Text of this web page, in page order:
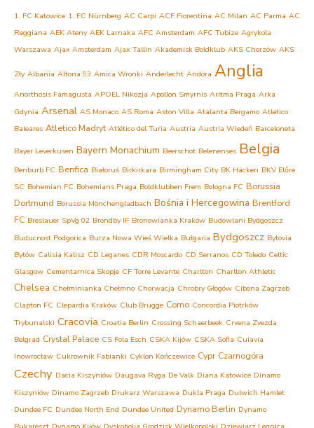
1. FC Katowice 1. FC Nürnberg AC Carpi ACF Fiorentina AC Milan AC Parma AC
Reggiana AEK Ateny AEK Larnaka AFC Amsterdam AFC Tubize Agrykola
Warszawa Ajax Amsterdam Ajax Tallin Akademisk Boldklub AKS Chorzów AKS
Zły Albania Altona 93 Amica Wronki Anderlecht Andora Anglia
Anorthosis Famagusta APOEL Nikozja Apollon Smyrnis Aritma Praga Arka
Gdynia Arsenal AS Monaco AS Roma Aston Villa Atalanta Bergamo Atletico
Baleares Atletico Madryt Atlético del Turia Austria Austria Wiedeń Barceloneta
Bayer Leverkusen Bayern Monachium Beerschot Belenenses Belgia
Benburb FC Benfica Białoruś Birkirkara Birmingham City BK Häcken BKV Előre
SC Bohemian FC Bohemians Praga Boldklubben Frem Bologna FC Borussia
Dortmund Borussia Mönchengladbach Bośnia i Hercegowina Brentford
FC Breslauer SpVg 02 Brondby IF Bronowianka Kraków Budowlani Bydgoszcz
Buducnost Podgorica Burza Nowa Wieś Wielka Bułgaria Bydgoszcz Bytovia
Bytów Calisia Kalisz CD Leganes CDR Moscardo CD Serranos CD Toledo Celtic
Glasgow Cementarnica Skopje CF Torre Levante Charlton Charlton Athletic
Chelsea Chełminianka Chełmno Chorwacja Chrobry Głogów Cibona Zagrzeb
Clapton FC Clepardia Kraków Club Brugge Como Concordia Piotrków
Trybunalski Cracovia Croatia Berlin Crossing Schaerbeek Crvena Zvezda
Belgrad Crystal Palace CS Fola Esch CSKA Kijów CSKA Sofia Cuiavia
Inowrocław Cukrownik Fabianki Cyklon Kończewice Cypr Czarnogóra
Czechy Dacia Kiszyniów Daugava Ryga De Valk Diana Katowice Dinamo
Kiszyniów Dinamo Zagrzeb Drukarz Warszawa Dukla Praga Dulwich Hamlet
Dundee FC Dundee North End Dundee United Dynamo Berlin Dynamo